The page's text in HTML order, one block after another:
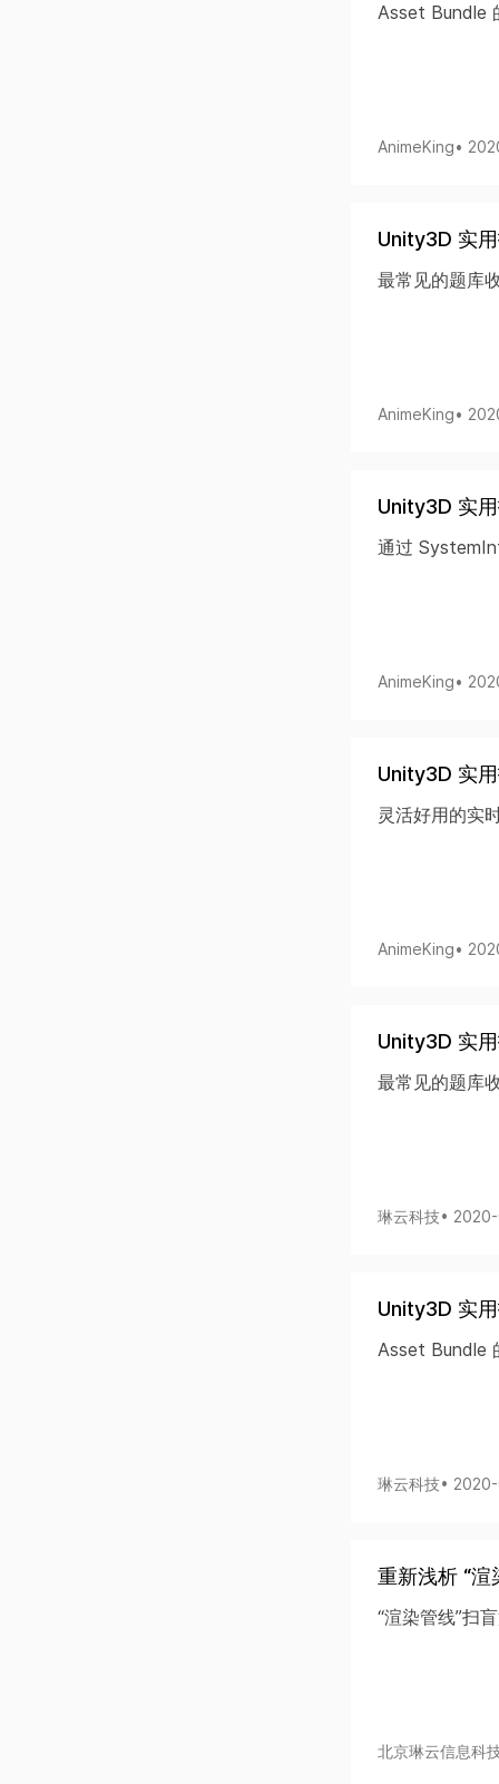
Asset Bundle
AnimeKing•
Unity3D 实
最常见的题库
AnimeKing•
Unity3D 实
通过
AnimeKing•
Unity3D 实
灵活好用的实
AnimeKing•
Unity3D 实
最常见的题库
琳云科技•
Unity3D 实
Asset Bundle
琳云科技•
重新浅析 “渲
“渲染管线”扫
北京琳云信息科